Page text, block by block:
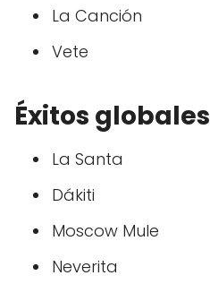
La Canción
Vete
Éxitos globales
La Santa
Dákiti
Moscow Mule
Neverita